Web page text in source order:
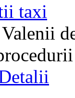
taxi